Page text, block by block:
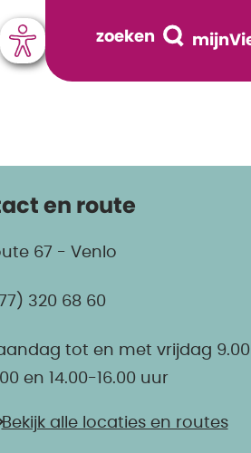
zoeken
en route
67 - Venlo
320 68 60
tot en met vrijdag
en 14.00-16.00 uur
Bekijk alle locaties en routes